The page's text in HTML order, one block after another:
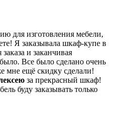
для изготовления мебели,
Я заказывала шкаф-купе в
и заканчивая
Все было сделано очень
мне ещё скидку сделали!
за прекрасный шкаф!
буду заказывать только